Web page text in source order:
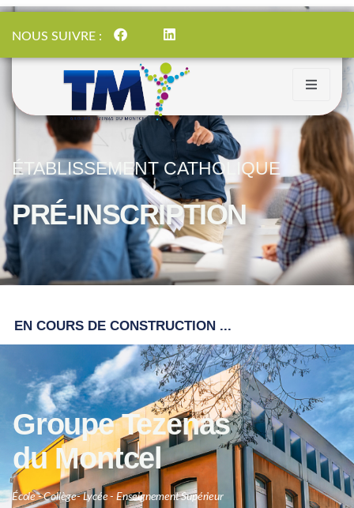
NOUS SUIVRE :
ÉTABLISSEMENT CATHOLIQUE
PRÉ-INSCRIPTION
EN COURS DE CONSTRUCTION ...
Groupe Tezenas
du Montcel
École - Collège- Lycée - Enseignement Supérieur